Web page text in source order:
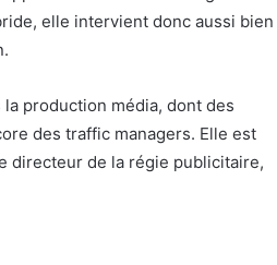
elle intervient donc aussi bien
production média, dont des
des traffic managers. Elle est
directeur de la régie publicitaire,